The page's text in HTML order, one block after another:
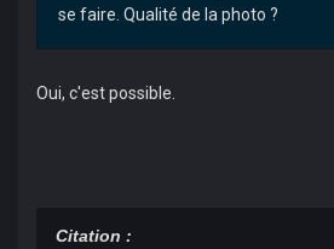
se faire. Qualité de la photo ?
Oui, c'est possible.
Citation :